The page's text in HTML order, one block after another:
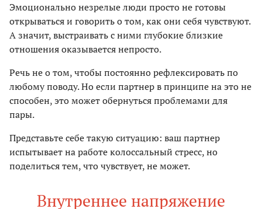
Эмоционально незрелые люди просто не готовы
открываться и говорить о том, как они себя чувствуют.
А значит, выстраивать с ними глубокие близкие
отношения оказывается непросто.
Речь не о том, чтобы постоянно рефлексировать по
любому поводу. Но если партнер в принципе на это не
способен, это может обернуться проблемами для
пары.
Представьте себе такую ситуацию: ваш партнер
испытывает на работе колоссальный стресс, но
поделиться тем, что чувствует, не может.
Внутреннее напряжение